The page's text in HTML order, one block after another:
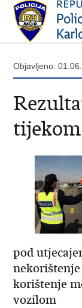
Objavljeno:
pod
nekorištenje
korištenje
vozilom